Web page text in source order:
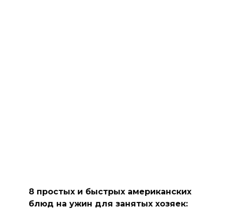
8 простых и быстрых американских
блюд на ужин для занятых хозяек: